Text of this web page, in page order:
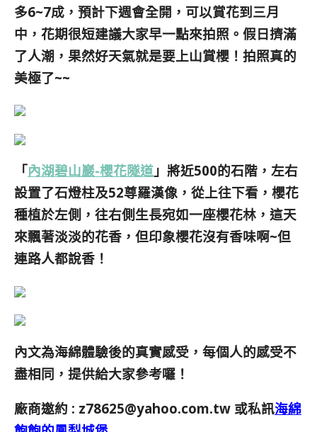
多6~7成，預計下週會全開，可以賞花到三月
中，花期很短建議大家早一點來拍照。假日擠滿
了人潮，果然好天氣就是要上山賞櫻！拍照真的
美極了~~
「內湖碧山巖-櫻花隧道 」將近500的石階，左右
設置了石燈柱及52尊羅漢像，從上往下看，櫻花
種植於左側，往右側生長宛如一座櫻花林，這天
來飄著淡淡的花香，但印象櫻花沒有香味啊~但
連路人都說香！
內文為海綿體驗後的真實感受，每個人的感受不
盡相同，提供給大家參考囉！
廠商邀約 : z78625@yahoo.com.tw 或私訊海綿